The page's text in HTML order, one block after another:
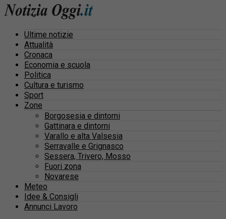
Ultime notizie
Attualità
Cronaca
Economia e scuola
Politica
Cultura e turismo
Sport
Zone
Borgosesia e dintorni
Gattinara e dintorni
Varallo e alta Valsesia
Serravalle e Grignasco
Sessera, Trivero, Mosso
Fuori zona
Novarese
Meteo
Idee & Consigli
Annunci Lavoro